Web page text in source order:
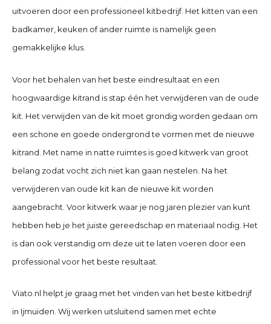
uitvoeren door een professioneel kitbedrijf. Het kitten van een
badkamer, keuken of ander ruimte is namelijk geen
gemakkelijke klus.
Voor het behalen van het beste eindresultaat en een
hoogwaardige kitrand is stap één het verwijderen van de oude
kit. Het verwijden van de kit moet grondig worden gedaan om
een schone en goede ondergrond te vormen met de nieuwe
kitrand. Met name in natte ruimtes is goed kitwerk van groot
belang zodat vocht zich niet kan gaan nestelen. Na het
verwijderen van oude kit kan de nieuwe kit worden
aangebracht. Voor kitwerk waar je nog jaren plezier van kunt
hebben heb je het juiste gereedschap en materiaal nodig. Het
is dan ook verstandig om deze uit te laten voeren door een
professional voor het beste resultaat.
Viato.nl helpt je graag met het vinden van het beste kitbedrijf
in Ijmuiden. Wij werken uitsluitend samen met echte